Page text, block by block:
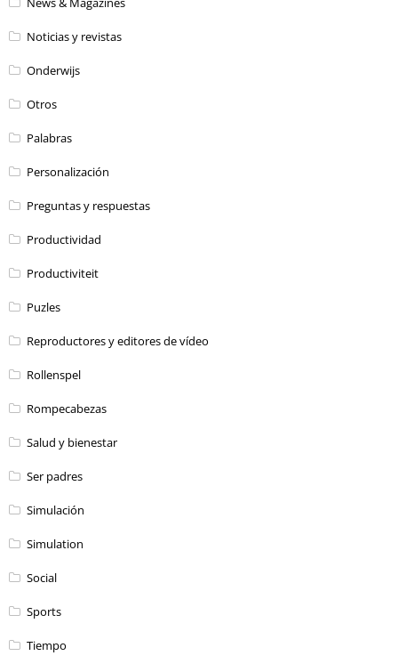
Noticias y revistas
Onderwijs
Otros
Palabras
Personalización
Preguntas y respuestas
Productividad
Productiviteit
Puzles
Reproductores y editores de vídeo
Rollenspel
Rompecabezas
Salud y bienestar
Ser padres
Simulación
Simulation
Social
Sports
Tiempo